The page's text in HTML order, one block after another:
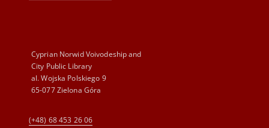
Cyprian Norwid Voivodeship and
City Public Library
al. Wojska Polskiego 9
65-077 Zielona Góra
(+48) 68 453 26 06